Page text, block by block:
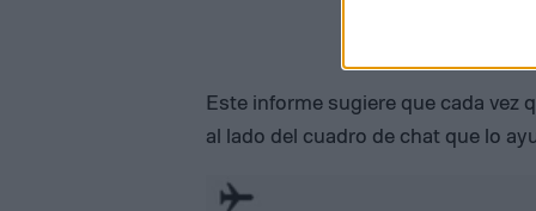
Este informe sugiere que cada vez
al lado del cuadro de chat que lo